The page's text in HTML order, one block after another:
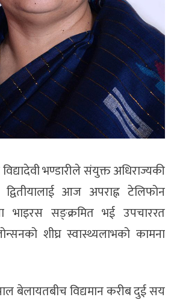
विद्यादेवी भण्डारीले संयुक्त अधिराज्यकी
द्वितीयालाई आज अपराह्न टेलिफोन
भाइरस सङ्क्रमित भई उपचाररत
शीघ्र स्वास्थ्यलाभको कामना
बेलायतबीच विद्यमान करीब दुई सय